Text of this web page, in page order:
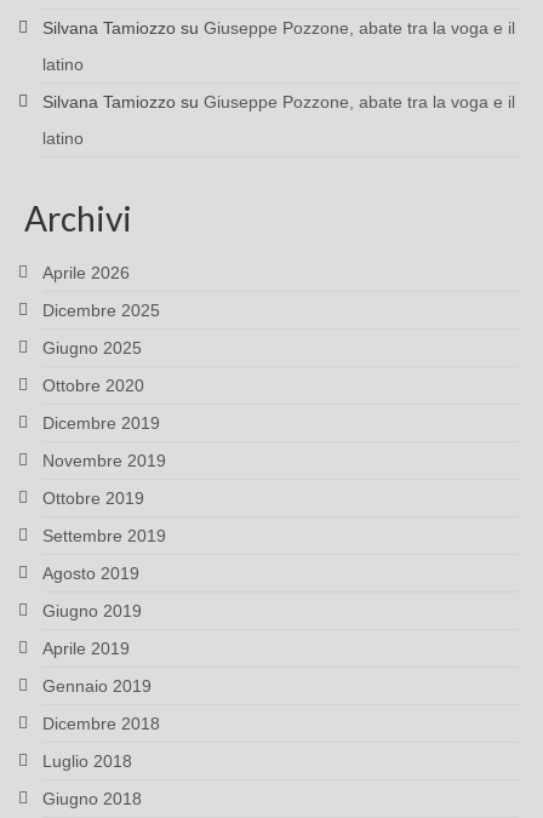
Silvana Tamiozzo su Giuseppe Pozzone, abate tra la voga e il
latino
Silvana Tamiozzo su Giuseppe Pozzone, abate tra la voga e il
latino
Archivi
Aprile 2026
Dicembre 2025
Giugno 2025
Ottobre 2020
Dicembre 2019
Novembre 2019
Ottobre 2019
Settembre 2019
Agosto 2019
Giugno 2019
Aprile 2019
Gennaio 2019
Dicembre 2018
Luglio 2018
Giugno 2018